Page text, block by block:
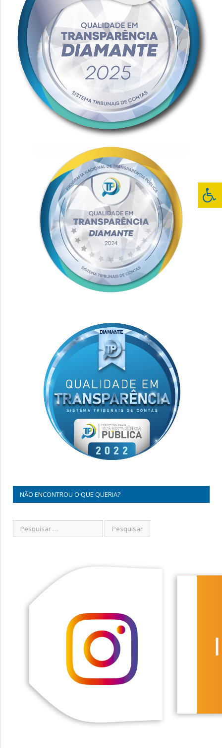
NÃO ENCONTROU O QUE QUERIA?